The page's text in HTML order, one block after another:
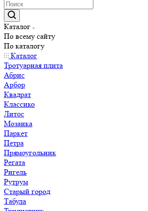
Каталог
По всему сайту
По каталогу
Каталог
Тротуарная плита
Абрис
Арбор
Квадрат
Классико
Литос
Мозаика
Паркет
Петра
Прямоугольник
Регата
Ригель
Рутрум
Старый город
Табула